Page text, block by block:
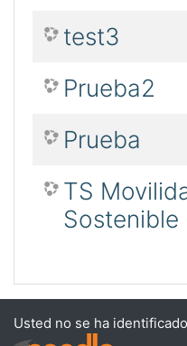
test3
Prueba2
Prueba
TS
Sostenible
Usted no se ha